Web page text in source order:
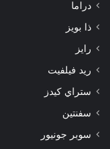
دراما
ذا بويز
رايز
ريد فيلفيت
ستراي كيدز
سفنتين
سوبر جونيور